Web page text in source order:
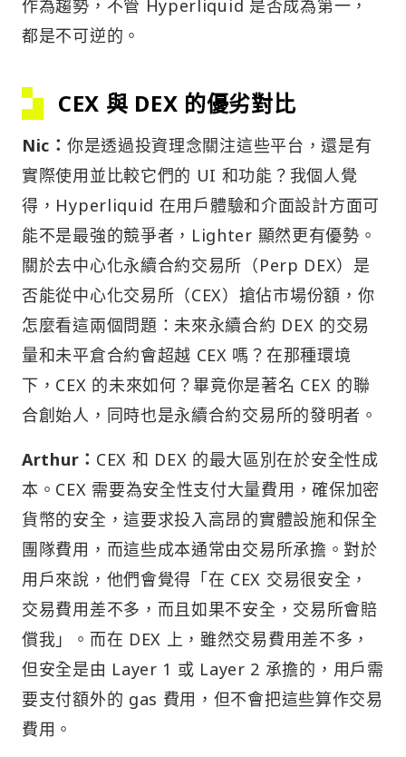
作為趨勢，不管 Hyperliquid 是否成為第一，
都是不可逆的。
CEX 與 DEX 的優劣對比
Nic： 你是透過投資理念關注這些平台，還是有
實際使用並比較它們的 UI 和功能？我個人覺
得，Hyperliquid 在用戶體驗和介面設計方面可
能不是最強的競爭者，Lighter 顯然更有優勢。
關於去中心化永續合約交易所（Perp DEX）是
否能從中心化交易所（CEX）搶佔市場份額，你
怎麼看這兩個問題：未來永續合約 DEX 的交易
量和未平倉合約會超越 CEX 嗎？在那種環境
下，CEX 的未來如何？畢竟你是著名 CEX 的聯
合創始人，同時也是永續合約交易所的發明者。
Arthur： CEX 和 DEX 的最大區別在於安全性成
本。CEX 需要為安全性支付大量費用，確保加密
貨幣的安全，這要求投入高昂的實體設施和保全
團隊費用，而這些成本通常由交易所承擔。對於
用戶來說，他們會覺得「在 CEX 交易很安全，
交易費用差不多，而且如果不安全，交易所會賠
償我」。而在 DEX 上，雖然交易費用差不多，
但安全是由 Layer 1 或 Layer 2 承擔的，用戶需
要支付額外的 gas 費用，但不會把這些算作交易
費用。